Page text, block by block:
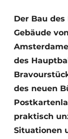
Der Bau
Gebäude
des
des neuen
praktisch
Situationen